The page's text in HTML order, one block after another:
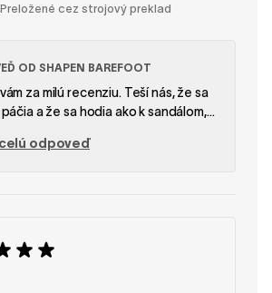
Preložené cez strojový preklad
OD SHAPEN BAREFOOT
za milú recenziu. Teší nás, že sa
a že sa hodia ako k sandálom,
SHAPEN
odpoveď